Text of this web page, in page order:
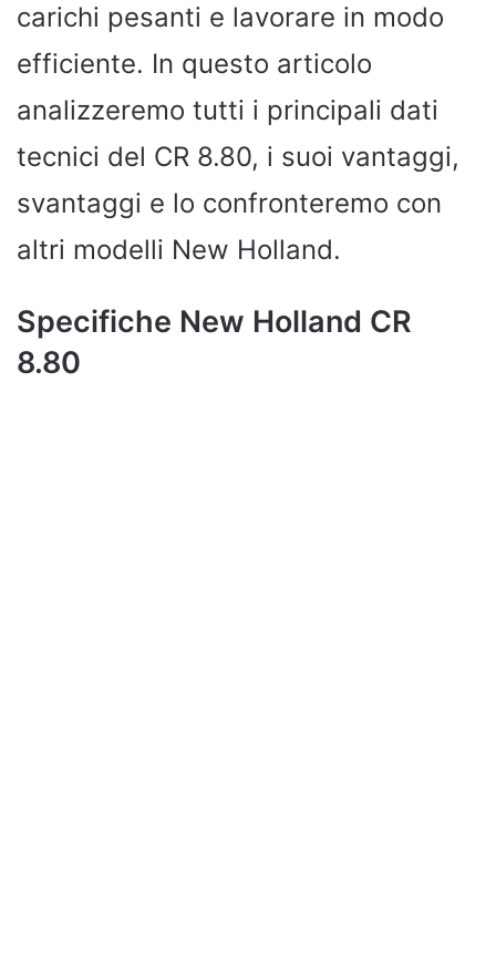
carichi pesanti e lavorare in modo
efficiente. In questo articolo
analizzeremo tutti i principali dati
tecnici del CR 8.80, i suoi vantaggi,
svantaggi e lo confronteremo con
altri modelli New Holland.
Specifiche New Holland CR
8.80